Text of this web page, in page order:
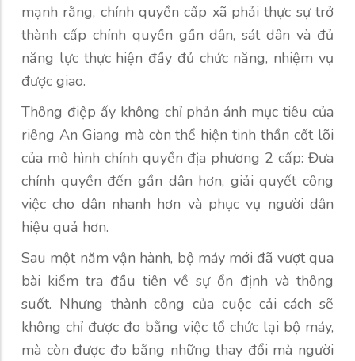
mạnh rằng, chính quyền cấp xã phải thực sự trở
thành cấp chính quyền gần dân, sát dân và đủ
năng lực thực hiện đầy đủ chức năng, nhiệm vụ
được giao.
Thông điệp ấy không chỉ phản ánh mục tiêu của
riêng An Giang mà còn thể hiện tinh thần cốt lõi
của mô hình chính quyền địa phương 2 cấp: Đưa
chính quyền đến gần dân hơn, giải quyết công
việc cho dân nhanh hơn và phục vụ người dân
hiệu quả hơn.
Sau một năm vận hành, bộ máy mới đã vượt qua
bài kiểm tra đầu tiên về sự ổn định và thông
suốt. Nhưng thành công của cuộc cải cách sẽ
không chỉ được đo bằng việc tổ chức lại bộ máy,
mà còn được đo bằng những thay đổi mà người